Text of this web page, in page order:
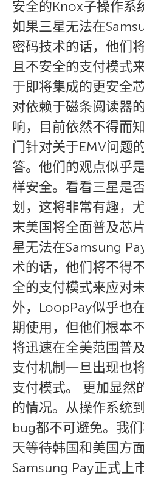
安全的Knox子操作系
如果三星无法在
密码技术的话，他们
且不安全的支付模式
于即将集成的更安全
对依赖于磁条阅读器
响，目前依然不得而
门针对关于EMV问题
答。他们的观点似乎
样安全。看看三星是
划，这将非常有趣，
末美国将全面普及芯
星无法在Samsung
术的话，他们将不得
全的支付模式来应对
外，LoopPay似乎也
期使用，但他们根本
将迅速在全美范围普
支付机制一旦出现也
支付模式。 更加显然
的情况。从操作系统
bug都不可避免。我
天等待韩国和美国方
Samsung Pay正式上